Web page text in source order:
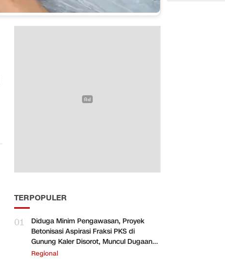
TERPOPULER
01
Diduga Minim Pengawasan, Proyek
Betonisasi Aspirasi Fraksi PKS di
Gunung Kaler Disorot, Muncul Dugaan
Pengurangan Volume
Regional